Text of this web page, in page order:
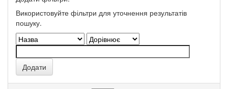
Використовуйте фільтри для уточнення результатів
пошуку.